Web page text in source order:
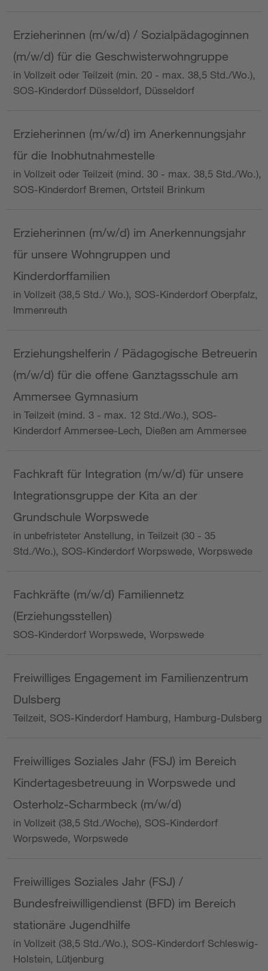
Erzieherinnen (m/w/d) / Sozialpädagoginnen
(m/w/d) für die Geschwisterwohngruppe
in Vollzeit oder Teilzeit (min. 20 - max. 38,5 Std./Wo.),
SOS-Kinderdorf Düsseldorf, Düsseldorf
Erzieherinnen (m/w/d) im Anerkennungsjahr
für die Inobhutnahmestelle
in Vollzeit oder Teilzeit (mind. 30 - max. 38,5 Std./Wo.),
SOS-Kinderdorf Bremen, Ortsteil Brinkum
Erzieherinnen (m/w/d) im Anerkennungsjahr
für unsere Wohngruppen und
Kinderdorffamilien
in Vollzeit (38,5 Std./ Wo.), SOS-Kinderdorf Oberpfalz,
Immenreuth
Erziehungshelferin / Pädagogische Betreuerin
(m/w/d) für die offene Ganztagsschule am
Ammersee Gymnasium
in Teilzeit (mind. 3 - max. 12 Std./Wo.), SOS-
Kinderdorf Ammersee-Lech, Dießen am Ammersee
Fachkraft für Integration (m/w/d) für unsere
Integrationsgruppe der Kita an der
Grundschule Worpswede
in unbefristeter Anstellung, in Teilzeit (30 - 35
Std./Wo.), SOS-Kinderdorf Worpswede, Worpswede
Fachkräfte (m/w/d) Familiennetz
(Erziehungsstellen)
SOS-Kinderdorf Worpswede, Worpswede
Freiwilliges Engagement im Familienzentrum
Dulsberg
Teilzeit, SOS-Kinderdorf Hamburg, Hamburg-Dulsberg
Freiwilliges Soziales Jahr (FSJ) im Bereich
Kindertagesbetreuung in Worpswede und
Osterholz-Scharmbeck (m/w/d)
in Vollzeit (38,5 Std./Woche), SOS-Kinderdorf
Worpswede, Worpswede
Freiwilliges Soziales Jahr (FSJ) /
Bundesfreiwilligendienst (BFD) im Bereich
stationäre Jugendhilfe
in Vollzeit (38,5 Std./Wo.), SOS-Kinderdorf Schleswig-
Holstein, Lütjenburg